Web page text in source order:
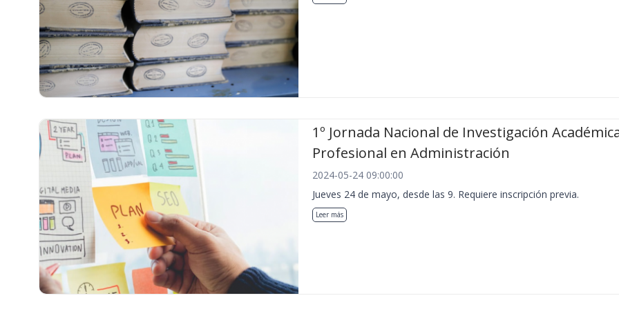
1º Jornada Nacional de Investigación
Profesional en Administración
2024-05-24 09:00:00
Jueves 24 de mayo, desde las 9. Requiere inscripción previa.
Leer más